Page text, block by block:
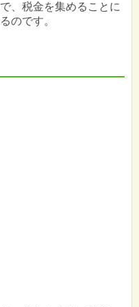
、税金を集めることに
のです。